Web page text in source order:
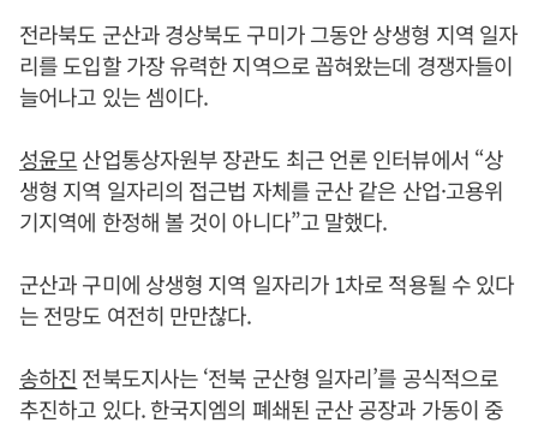
전라북도 군산과 경상북도 구미가 그동안 상생형 지역 일자
리를 도입할 가장 유력한 지역으로 꼽혀왔는데 경쟁자들이
늘어나고 있는 셈이다.
성윤모산업통상자원부 장관도 최근 언론 인터뷰에서 “상
생형 지역 일자리의 접근법 자체를 군산 같은 산업·고용위
기지역에 한정해 볼 것이 아니다”고 말했다.
군산과 구미에 상생형 지역 일자리가 1차로 적용될 수 있다
는 전망도 여전히 만만찮다.
송하진 전북도지사는 ‘전북 군산형 일자리’를 공식적으로
추진하고 있다. 한국지엠의 폐쇄된 군산 공장과 가동이 중